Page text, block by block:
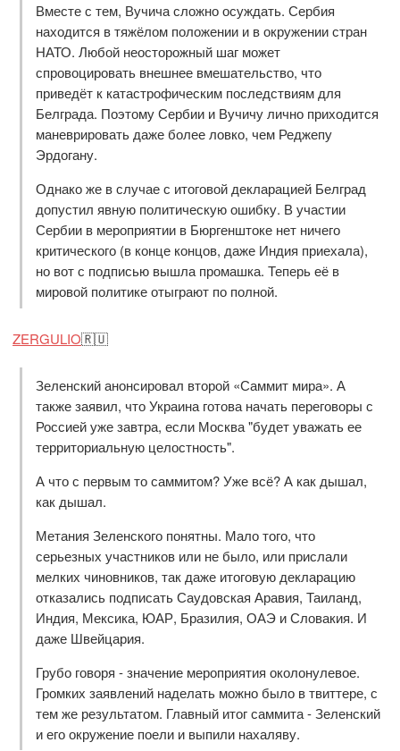
Вместе с тем, Вучича сложно осуждать. Сербия
находится в тяжёлом положении и в окружении стран
НАТО. Любой неосторожный шаг может
спровоцировать внешнее вмешательство, что
приведёт к катастрофическим последствиям для
Белграда. Поэтому Сербии и Вучичу лично приходится
маневрировать даже более ловко, чем Реджепу
Эрдогану.
Однако же в случае с итоговой декларацией Белград
допустил явную политическую ошибку. В участии
Сербии в мероприятии в Бюргенштоке нет ничего
критического (в конце концов, даже Индия приехала),
но вот с подписью вышла промашка. Теперь её в
мировой политике отыграют по полной.
ZERGULIO🇷🇺
Зеленский анонсировал второй «Саммит мира». А
также заявил, что Украина готова начать переговоры с
Россией уже завтра, если Москва "будет уважать ее
территориальную целостность".
А что с первым то саммитом? Уже всё? А как дышал,
как дышал.
Метания Зеленского понятны. Мало того, что
серьезных участников или не было, или прислали
мелких чиновников, так даже итоговую декларацию
отказались подписать Саудовская Аравия, Таиланд,
Индия, Мексика, ЮАР, Бразилия, ОАЭ и Словакия. И
даже Швейцария.
Грубо говоря - значение мероприятия околонулевое.
Громких заявлений наделать можно было в твиттере, с
тем же результатом. Главный итог саммита - Зеленский
и его окружение поели и выпили нахаляву.